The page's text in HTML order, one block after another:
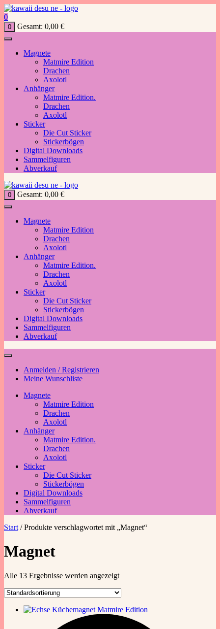
Zum
Inhalt
springen
0
0 Gesamt: 0,00 €
Magnete
Matmire Edition
Drachen
Axolotl
Anhänger
Matmire Edition.
Drachen
Axolotl
Sticker
Die Cut Sticker
Stickerbögen
Digital Downloads
Sammelfiguren
Abverkauf
0 Gesamt: 0,00 €
Magnete
Matmire Edition
Drachen
Axolotl
Anhänger
Matmire Edition.
Drachen
Axolotl
Sticker
Die Cut Sticker
Stickerbögen
Digital Downloads
Sammelfiguren
Abverkauf
Anmelden / Registrieren
Meine Wunschliste
Magnete
Matmire Edition
Drachen
Axolotl
Anhänger
Matmire Edition.
Drachen
Axolotl
Sticker
Die Cut Sticker
Stickerbögen
Digital Downloads
Sammelfiguren
Abverkauf
Start / Produkte verschlagwortet mit „Magnet“
Magnet
Alle 13 Ergebnisse werden angezeigt